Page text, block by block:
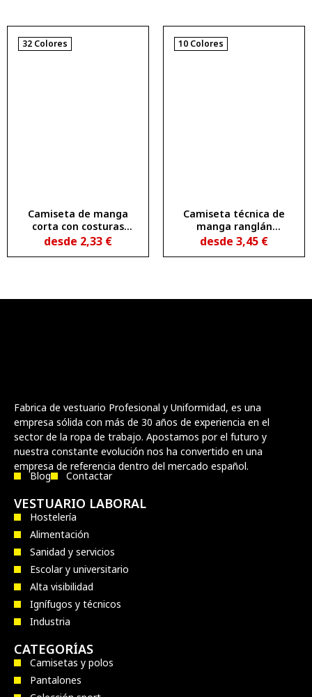
32 Colores
Camiseta de manga
corta con costuras
laterales DOGO PREMIUM
desde 2,33 €
10 Colores
Camiseta técnica de
manga ranglán
transpirable BUGATTI
desde 3,45 €
Fabrica de vestuario Profesional y Uniformidad, es una
empresa sólida con más de 30 años de experiencia en el
sector de la ropa de trabajo. Apostamos por el futuro y
nuestra constante evolución nos ha convertido en una
empresa de referencia dentro del mercado español.
Blog Contactar
VESTUARIO LABORAL
Hostelería
Alimentación
Sanidad y servicios
Escolar y universitario
Alta visibilidad
Ignífugos y técnicos
Industria
CATEGORÍAS
Camisetas y polos
Pantalones